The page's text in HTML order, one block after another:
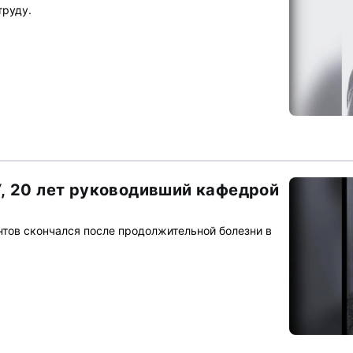
20 лет руководивший кафедрой
скончался после продолжительной болезни в